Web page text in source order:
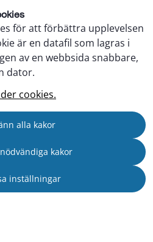
för att förbättra upplevelsen
är en datafil som lagras i
av en webbsida snabbare,
dator.
cookies.
alla kakor
kakor
inställningar